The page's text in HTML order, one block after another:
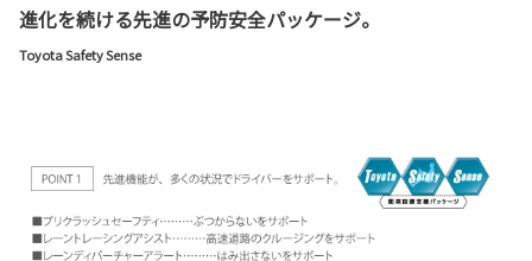
進化を続ける先進の予防安全パッケージ。
Toyota Safety Sense